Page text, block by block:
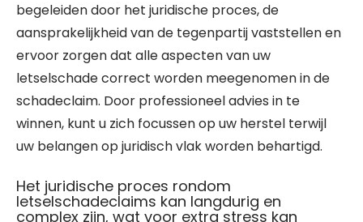
begeleiden door het juridische proces, de
aansprakelijkheid van de tegenpartij vaststellen en
ervoor zorgen dat alle aspecten van uw
letselschade correct worden meegenomen in de
schadeclaim. Door professioneel advies in te
winnen, kunt u zich focussen op uw herstel terwijl
uw belangen op juridisch vlak worden behartigd.
Het juridische proces rondom
letselschadeclaims kan langdurig en
complex zijn, wat voor extra stress kan